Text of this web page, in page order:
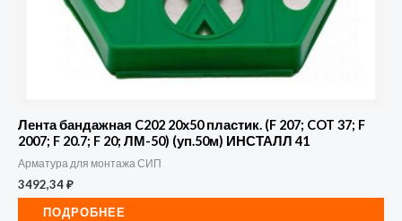
Лента бандажная C202 20х50 пластик. (F 207; COT 37; F
2007; F 20.7; F 20; ЛМ-50) (уп.50м) ИНСТАЛЛ 41
Арматура для монтажа СИП
3492,34₽
ПОДРОБНЕЕ